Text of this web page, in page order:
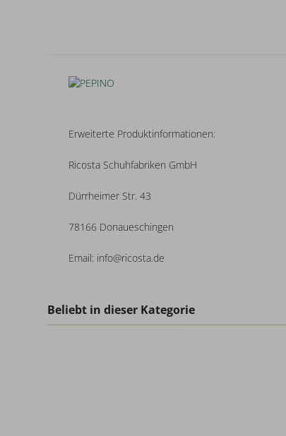
Erweiterte Produktinformationen:
Ricosta Schuhfabriken GmbH
Dürrheimer Str. 43
78166 Donaueschingen
Email: info@ricosta.de
Beliebt in dieser Kategorie